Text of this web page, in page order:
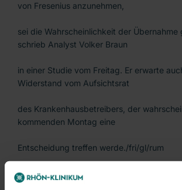
von Fresenius anzunehmen,
sei die Wahrscheinlichkeit der Übernahme
schrieb Analyst Volker Braun
in einer Studie vom Freitag. Er erwarte
Widerstand vom Aufsichtsrat
des Krankenhausbetreibers, der
kommenden Montag eine
Entscheidung treffen werde./fri/gl/rum